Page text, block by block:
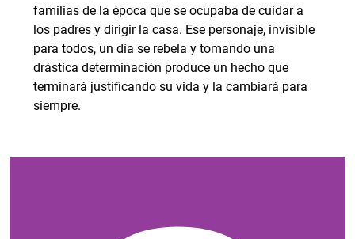
familias de la época que se ocupaba de cuidar a
los padres y dirigir la casa. Ese personaje, invisible
para todos, un día se rebela y tomando una
drástica determinación produce un hecho que
terminará justificando su vida y la cambiará para
siempre.